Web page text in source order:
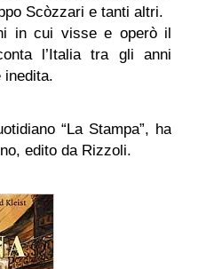
Scòzzari e tanti altri.
in cui visse e operò il
l’Italia tra gli anni
inedita.
“La Stampa”, ha
edito da Rizzoli.